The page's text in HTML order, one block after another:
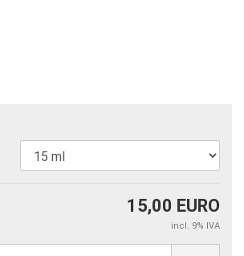
15,00 EURO
incl. 9% IVA